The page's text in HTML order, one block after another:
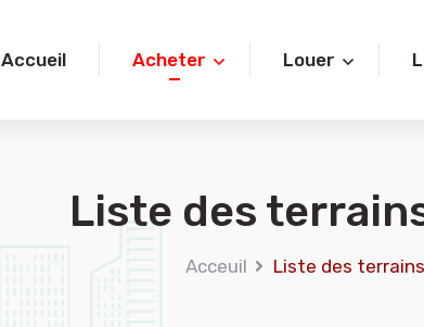
Accueil Acheter Louer
Liste des
Acceuil Liste des